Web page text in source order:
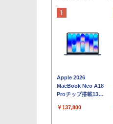
Apple 2026
MacBook Neo A18
Proチップ搭載13イ
AIとApple
￥137,800